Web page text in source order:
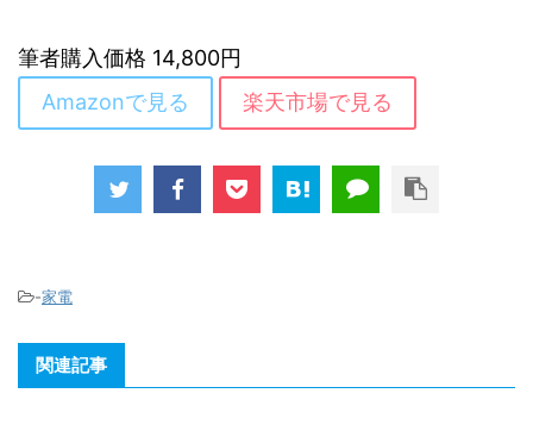
筆者購入価格 14,800円
Amazonで見る
楽天市場で見る
-家電
関連記事